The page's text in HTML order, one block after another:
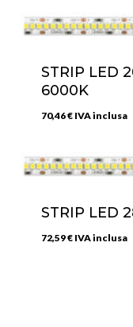
STRIP LED
6000K
70,46€ IVA inclusa
STRIP LED
72,59€ IVA inclusa